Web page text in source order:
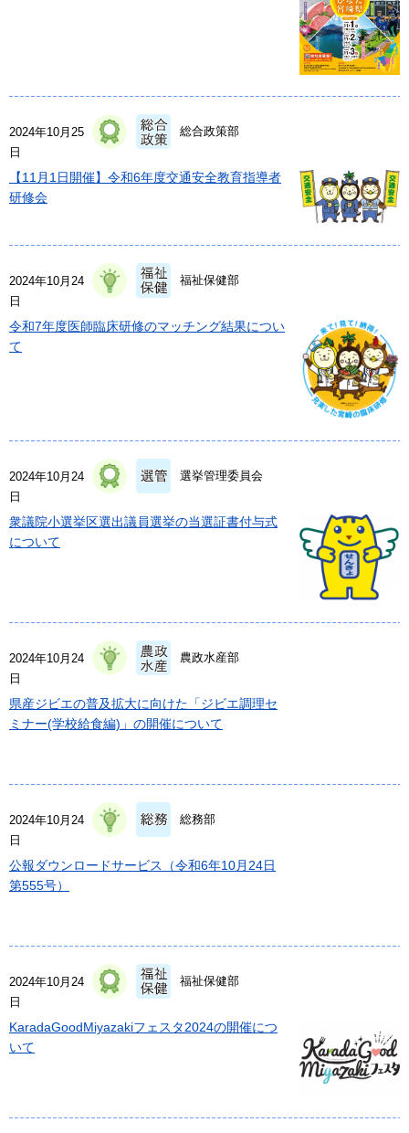
2024年10月25
日
総合政策部
【11月1日開催】令和6年度交通安全教育指導者
研修会
2024年10月24
日
福祉保健部
令和7年度医師臨床研修のマッチング結果につい
て
2024年10月24
日
選挙管理委員会
衆議院小選挙区選出議員選挙の当選証書付与式
について
2024年10月24
日
農政水産部
県産ジビエの普及拡大に向けた「ジビエ調理セ
ミナー(学校給食編)」の開催について
2024年10月24
日
総務部
公報ダウンロードサービス（令和6年10月24日
第555号）
2024年10月24
日
福祉保健部
KaradaGoodMiyazakiフェスタ2024の開催につ
いて